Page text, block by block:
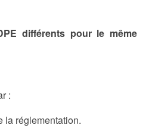
différents pour le même
:
la réglementation.